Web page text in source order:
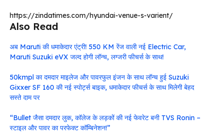
https://zindatimes.com/hyundai-venue-s-varient/
Also Read
अब Maruti की धमाकेदार एंट्री! 550 KM रेंज वाली नई Electric Car,
Maruti Suzuki eVX जल्द होगी लॉन्च, लग्जरी फीचर्स के साथ!
50kmpl का दमदार माइलेज और पावरफुल इंजन के साथ लॉन्च हुई Suzuki
Gixxer SF 160 की नई स्पोर्ट्स बाइक, धमाकेदार फीचर्स के साथ मिलेगी बेहद
सस्ते दाम पर
“Bullet जैसा दमदार लुक, कॉलेज के लड़कों की नई फेवरेट बनी TVS Ronin –
स्टाइल और पावर का परफेक्ट कॉम्बिनेशन!”